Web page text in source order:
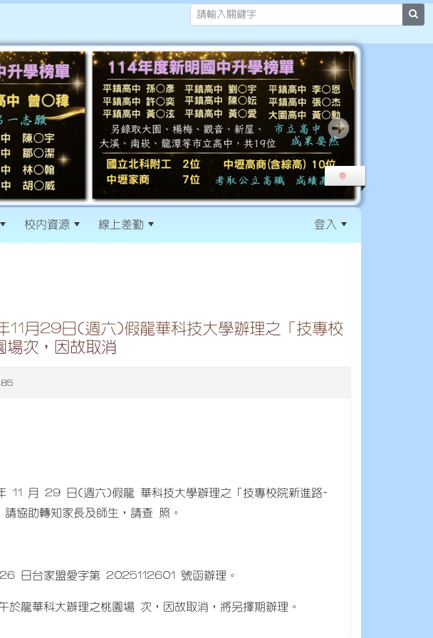
校內資源 線上差勤 登入
11月29日(週六)假龍華科技大學辦理之「技專校
場次，因故取消
11 月 29 日(週六)假龍 華科技大學辦理之「技專校院新進路-
協助轉知家長及師生，請查 照。
日台家盟愛字第 2025112601 號函辦理。
龍華科大辦理之桃園場 次，因故取消，將另擇期辦理。